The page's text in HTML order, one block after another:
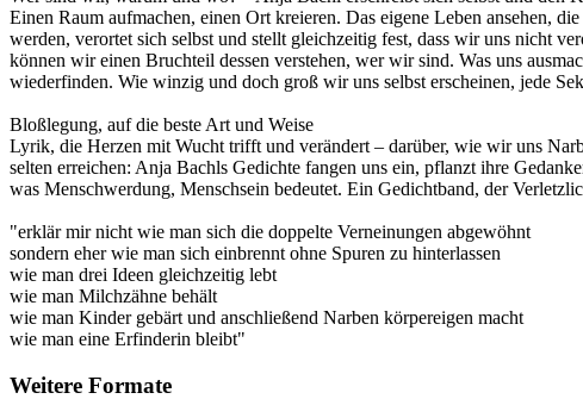
Einen Raum aufmachen, einen Ort kreieren. Das eigene Leben ansehen,
werden, verortet sich selbst und stellt gleichzeitig fest, dass wir uns nicht
können wir einen Bruchteil dessen verstehen, wer wir sind. Was uns
wiederfinden. Wie winzig und doch groß wir uns selbst erscheinen, jede
Bloßlegung, auf die beste Art und Weise
Lyrik, die Herzen mit Wucht trifft und verändert – darüber, wie wir uns
selten erreichen: Anja Bachls Gedichte fangen uns ein, pflanzt ihre
was Menschwerdung, Menschsein bedeutet. Ein Gedichtband, der
"erklär mir nicht wie man sich die doppelte Verneinungen abgewöhnt
sondern eher wie man sich einbrennt ohne Spuren zu hinterlassen
wie man drei Ideen gleichzeitig lebt
wie man Milchzähne behält
wie man Kinder gebärt und anschließend Narben körpereigen macht
wie man eine Erfinderin bleibt"
Weitere Formate